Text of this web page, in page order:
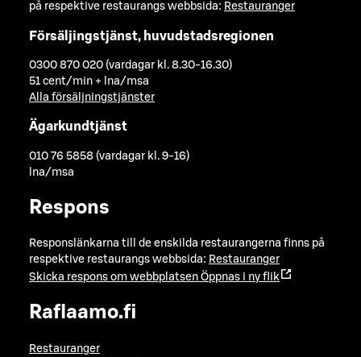
på respektive restaurangs webbsida: Restauranger
Försäljingstjänst, huvudstadsregionen
0300 870 020 (vardagar kl. 8.30-16.30)
51 cent/min + lna/msa
Alla försäljningstjänster
Ägarkundtjänst
010 76 5858 (vardagar kl. 9-16)
lna/msa
Respons
Responslänkarna till de enskilda restaurangerna finns på
respektive restaurangs webbsida: Restauranger
Skicka respons om webbplatsen Öppnas i ny flik
Raflaamo.fi
Restauranger